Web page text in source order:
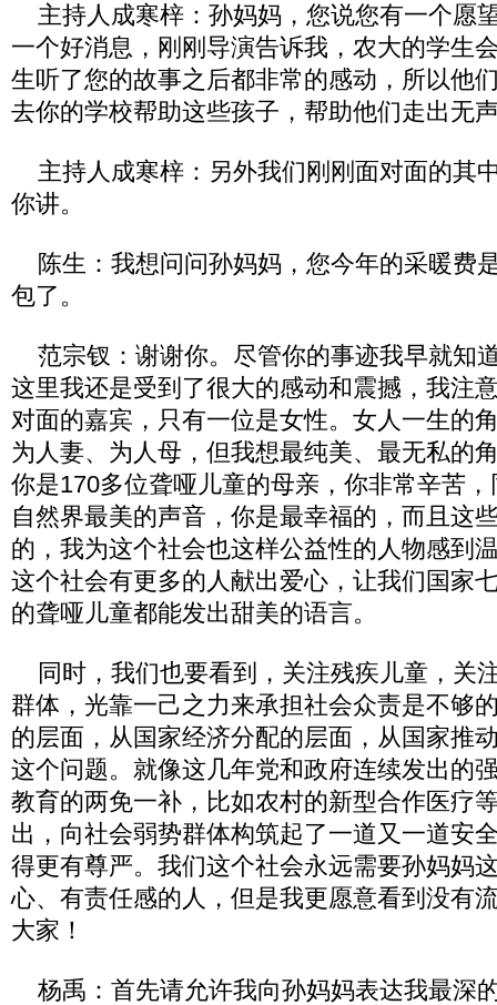
主持人成寒梓：孙妈妈，您说您有一个愿
一个好消息，刚刚导演告诉我，农大的学生
生听了您的故事之后都非常的感动，所以他
去你的学校帮助这些孩子，帮助他们走出无
主持人成寒梓：另外我们刚刚面对面的其
你讲。
陈生：我想问问孙妈妈，您今年的采暖费
包了。
范宗钗：谢谢你。尽管你的事迹我早就知
这里我还是受到了很大的感动和震撼，我注
对面的嘉宾，只有一位是女性。女人一生的
为人妻、为人母，但我想最纯美、最无私的
你是170多位聋哑儿童的母亲，你非常辛苦
自然界最美的声音，你是最幸福的，而且这
的，我为这个社会也这样公益性的人物感到
这个社会有更多的人献出爱心，让我们国家
的聋哑儿童都能发出甜美的语言。
同时，我们也要看到，关注残疾儿童，关
群体，光靠一己之力来承担社会众责是不够
的层面，从国家经济分配的层面，从国家推
这个问题。就像这几年党和政府连续发出的
教育的两免一补，比如农村的新型合作医疗
出，向社会弱势群体构筑起了一道又一道安
得更有尊严。我们这个社会永远需要孙妈妈
心、有责任感的人，但是我更愿意看到没有
大家！
杨禹：首先请允许我向孙妈妈表达我最深